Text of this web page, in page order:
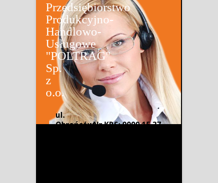
Przedsiębiorstwo
Produkcyjno-
Handlowo-
Usługowe
"POLTRAG"
Sp.
z
o.o.
ul.
ObrońcówNr KRS: 0000 15 37